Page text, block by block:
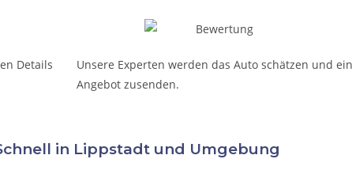
Details
Unsere Experten werden das Auto schätzen und ein
Angebot zusenden.
in Lippstadt und Umgebung